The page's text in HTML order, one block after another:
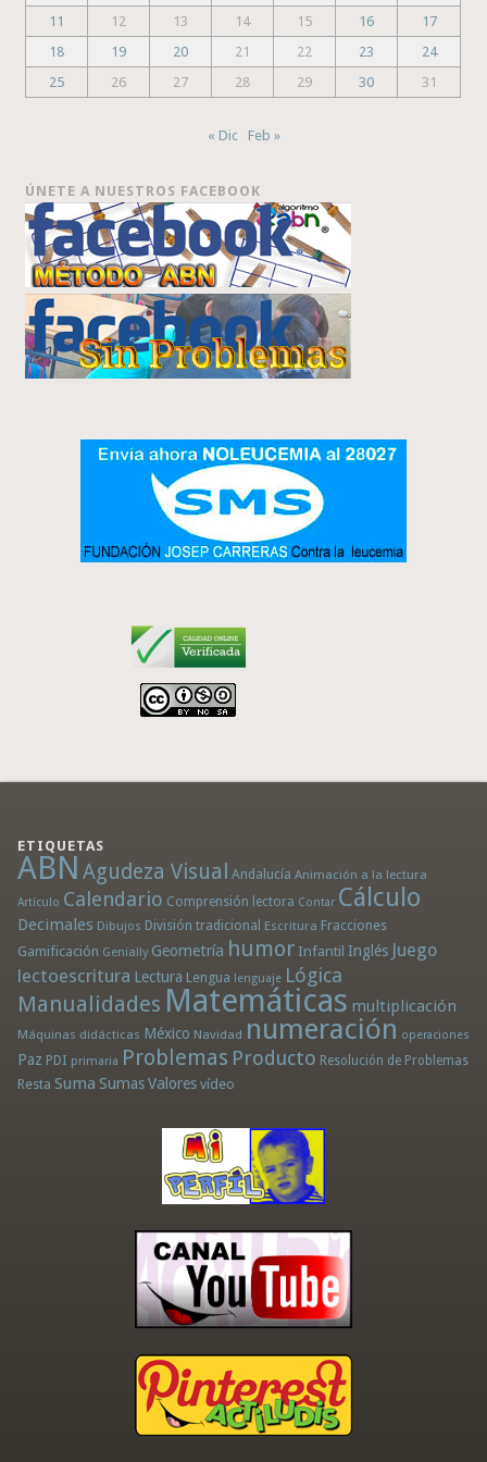
11
12 13 14 15 16
17
18
19 20 21 22 23
24
25
26 27 28 29 30 31
« Dic Feb »
ÚNETE A NUESTROS FACEBOOK
ETIQUETAS
ABN Agudeza Visual Andalucía Animación a la lectura
Artículo Calendario Comprensión lectora Contar Cálculo
Decimales Dibujos División tradicional Escritura Fracciones
Gamificación Genially Geometría humor Infantil Inglés Juego
lectoescritura Lectura Lengua lenguaje Lógica
Manualidades Matemáticas multiplicación
Máquinas didácticas México Navidad numeración operaciones
Paz PDI primaria Problemas Producto Resolución de Problemas
Resta Suma Sumas Valores vídeo